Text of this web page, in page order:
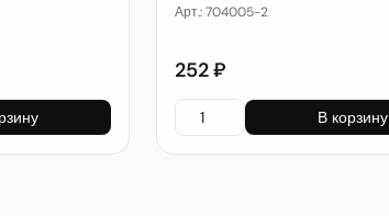
Арт.:704005-2
252 ₽
В корзину